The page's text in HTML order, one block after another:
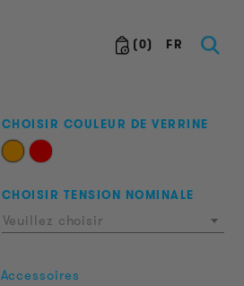
(0) FR
CHOISIR COULEUR DE VERRINE
CHOISIR TENSION NOMINALE
Veuillez choisir
Accessoires